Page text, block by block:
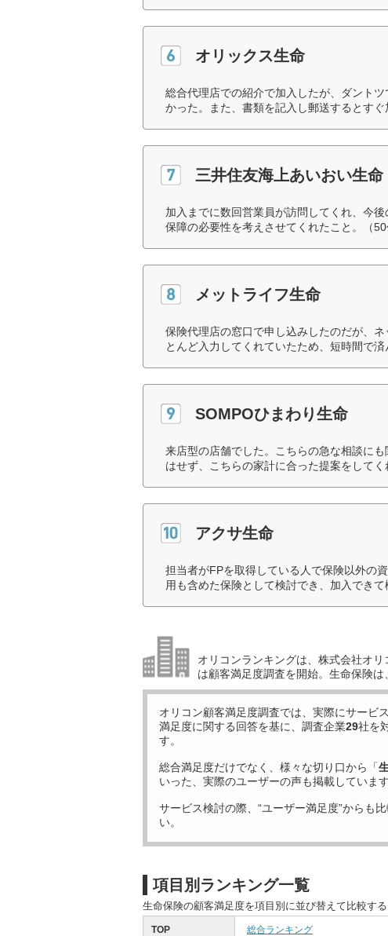
オリックス生命
総合代理店での紹介で加入したが、ダント
かった。また、書類を記入し郵送するとす
三井住友海上あいおい生命
加入までに数回営業員が訪問してくれ、今
保障の必要性を考えさせてくれたこと。（50
メットライフ生命
保険代理店の窓口で申し込みしたのだが、
とんど入力してくれていたため、短時間で済
SOMPOひまわり生命
来店型の店舗でした。こちらの急な相談に
はせず、こちらの家計に合った提案をしてく
アクサ生命
担当者がFPを取得している人で保険以外の
用も含めた保険として検討でき、加入でき
オリコンランキングは、株式会社オ
は顧客満足度調査を開始。生命保険
オリコン顧客満足度調査では、実際にサービ
満足度に関する回答を基に、調査企業29社を
す。
総合満足度だけでなく、様々な切り口から「
いった、実際のユーザーの声も掲載しています
サービス検討の際、“ユーザー満足度”からも
い。
項目別ランキング一覧
生命保険の顧客満足度を項目別に並び替えて比較する
TOP 総合ランキング